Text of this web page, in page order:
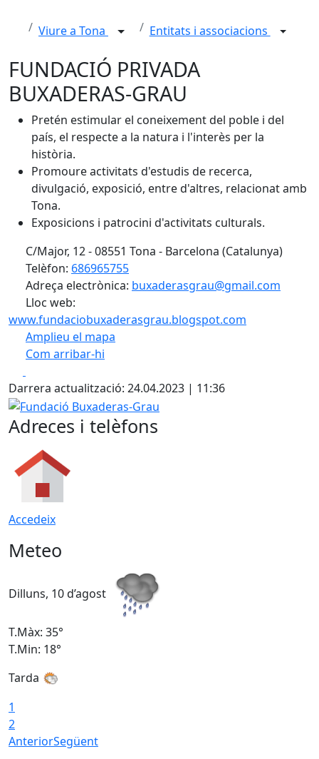
Viure a Tona Entitats i associacions
FUNDACIÓ PRIVADA
BUXADERAS-GRAU
Pretén estimular el coneixement del poble i del
país, el respecte a la natura i l'interès per la
història.
Promoure activitats d'estudis de recerca,
divulgació, exposició, entre d'altres, relacionat amb
Tona.
Exposicions i patrocini d'activitats culturals.
C/Major, 12 - 08551 Tona - Barcelona (Catalunya)
Telèfon: 686965755
Adreça electrònica: buxaderasgrau@gmail.com
Lloc web:
www.fundaciobuxaderasgrau.blogspot.com
Amplieu el mapa
Com arribar-hi
+
−
Darrera actualització: 24.04.2023 | 11:36
Fundació Buxaderas-Grau
Adreces i telèfons
Accedeix
Meteo
Dilluns, 10 d’agost
T.Màx: 35°
T.Min: 18°
Tarda
1
2
AnteriorSegüent